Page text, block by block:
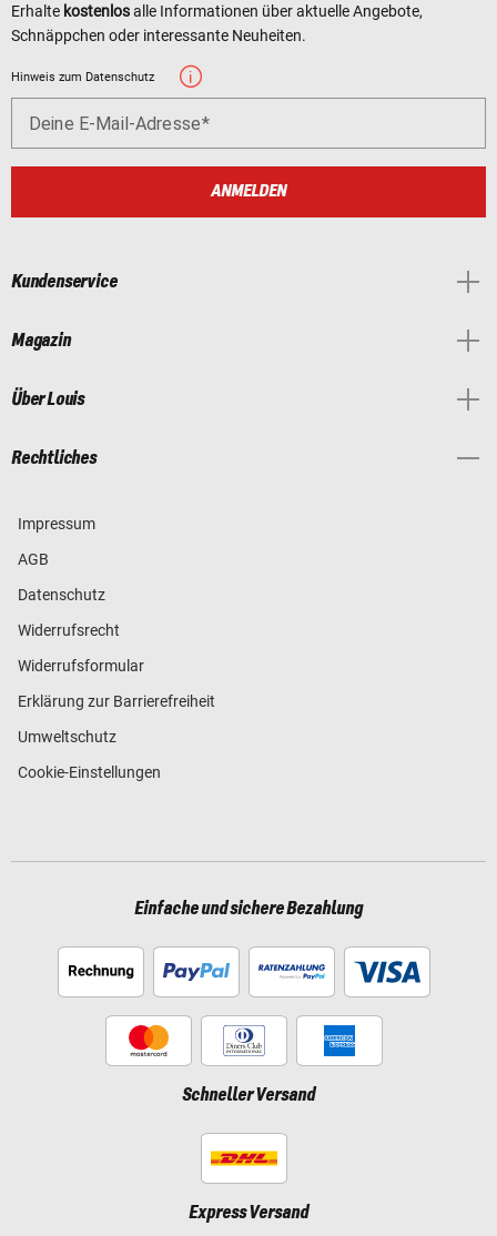
Erhalte kostenlosalle Informationen über aktuelle Angebote,
Schnäppchen oder interessante Neuheiten.
Hinweis zum Datenschutz
Deine E-Mail-Adresse
ANMELDEN
Kundenservice
Magazin
Über Louis
Rechtliches
Impressum
AGB
Datenschutz
Widerrufsrecht
Widerrufsformular
Erklärung zur Barrierefreiheit
Umweltschutz
Cookie-Einstellungen
Einfache und sichere Bezahlung
Schneller Versand
Express Versand